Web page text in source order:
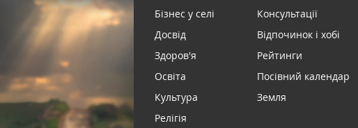
Бізнес у селі
Досвід
Здоров'я
Освіта
Культура
Релігія
Консультації
Відпочинок і хобі
Рейтинги
Посівний календар
Земля